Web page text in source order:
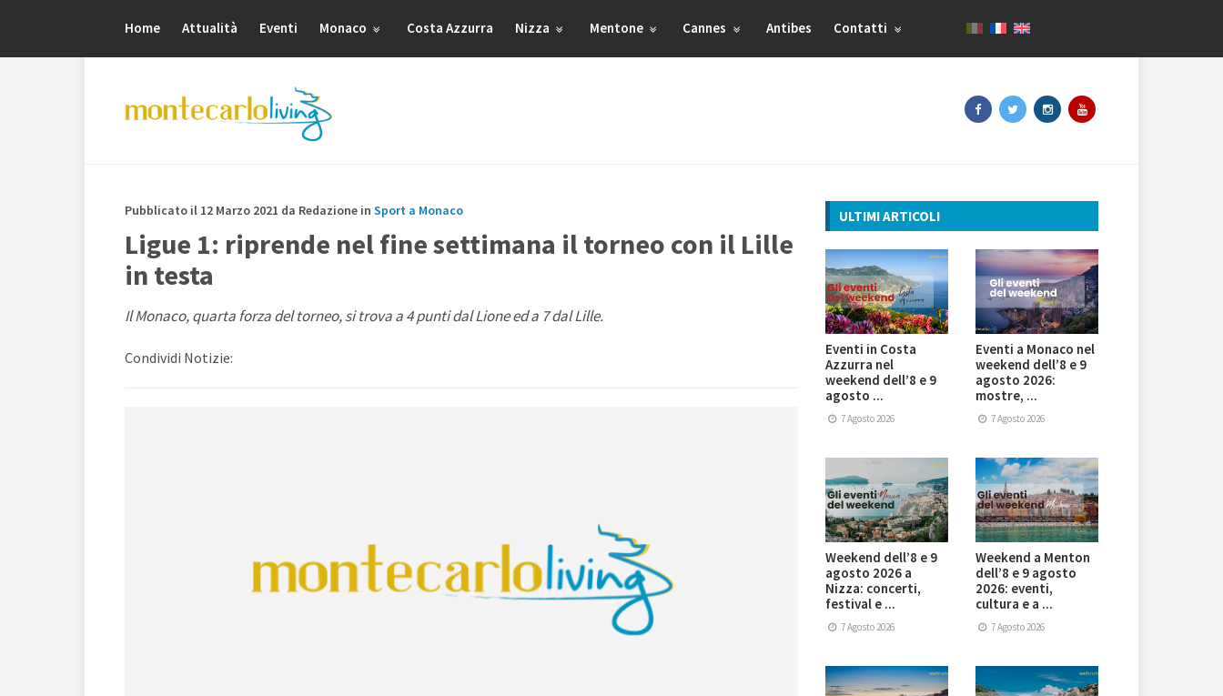
Home Attualità Eventi Monaco Costa Azzurra Nizza Mentone Cannes Antibes Contatti
Pubblicato il 12 Marzo 2021 da Redazione in Sport a Monaco
Ligue 1: riprende nel fine settimana il torneo con il Lille
in testa
Il Monaco, quarta forza del torneo, si trova a 4 punti dal Lione ed a 7 dal Lille.
Condividi Notizie:
ULTIMI ARTICOLI
Eventi in Costa
Azzurra nel
weekend dell’8 e 9
agosto ...
7 Agosto 2026
Eventi a Monaco nel
weekend dell’8 e 9
agosto 2026:
mostre, ...
7 Agosto 2026
Weekend dell’8 e 9
agosto 2026 a
Nizza: concerti,
festival e ...
7 Agosto 2026
Weekend a Menton
dell’8 e 9 agosto
2026: eventi,
cultura e a ...
7 Agosto 2026